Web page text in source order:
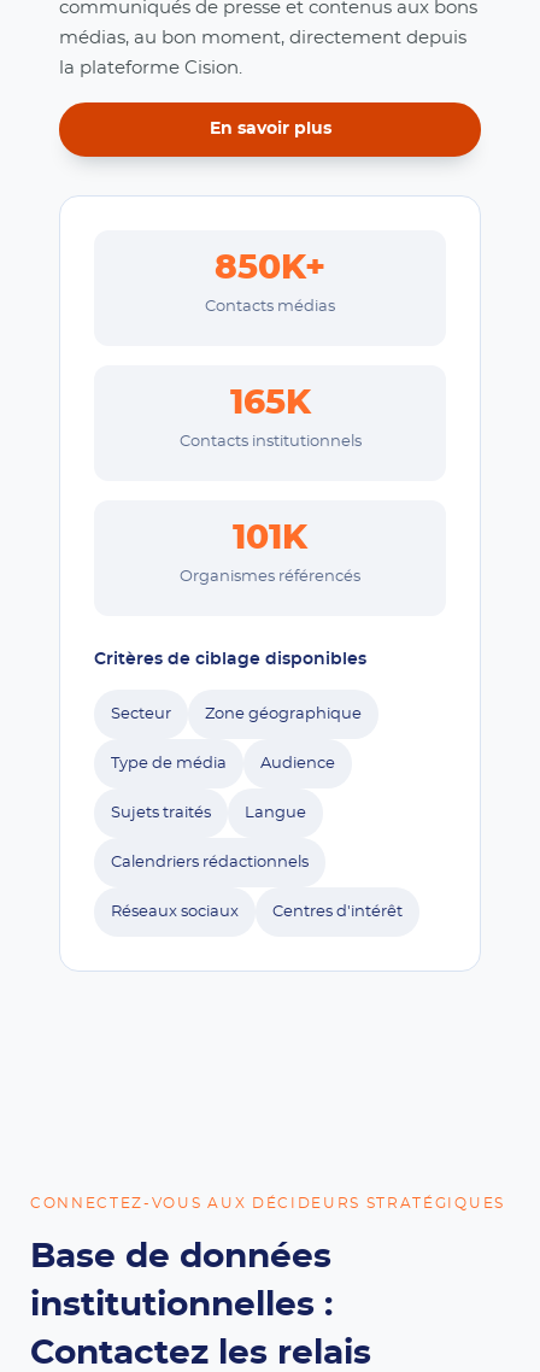
850K+
Contacts médias
165K
Contacts institutionnels
101K
Organismes référencés
Critères de ciblage disponibles
Secteur Zone géographique
Type de média Audience
Sujets traités Langue
Calendriers rédactionnels
Réseaux sociaux Centres d'intérêt
communiqués de presse et contenus aux bons
médias, au bon moment, directement depuis
la plateforme Cision.
En savoir plus
CONNECTEZ-VOUS AUX DÉCIDEURS STRATÉGIQUES
Base de données
institutionnelles :
Contactez les relais